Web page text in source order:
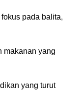
pada balita,
makanan yang
yang turut